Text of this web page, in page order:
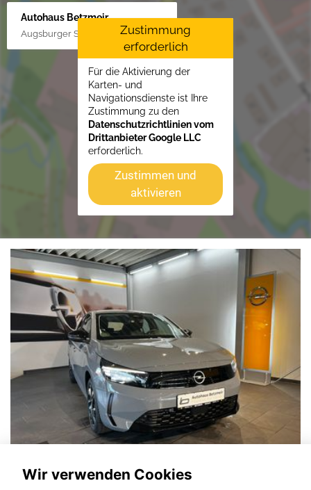
Autohaus Betzmeir
Augsburger Str. 33, 86551 Aichach
Zustimmung
erforderlich
Für die Aktivierung der
Karten- und
Navigationsdienste ist Ihre
Zustimmung zu den
Datenschutzrichtlinien vom
Drittanbieter Google LLC
erforderlich.
Zustimmen und
aktivieren
Opel Astra
Wir verwenden Cookies